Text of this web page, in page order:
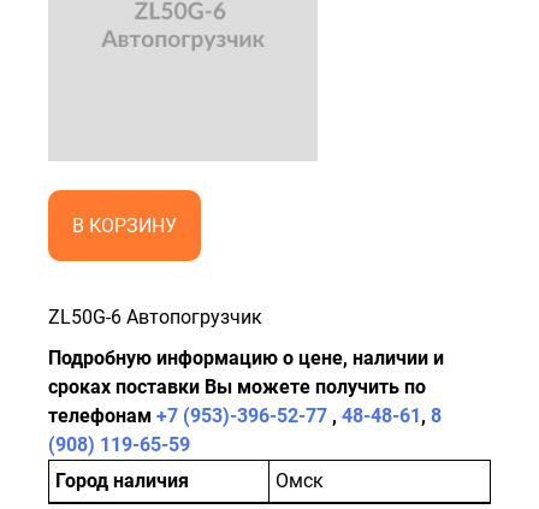
В КОРЗИНУ
ZL50G-6 Автопогрузчик
Подробную информацию о цене, наличии и
сроках поставки Вы можете получить по
телефонам +7 (953)-396-52-77 , 48-48-61, 8
(908) 119-65-59
Город наличия
Омск